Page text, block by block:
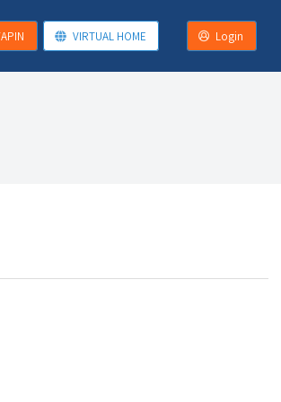
VIRTUAL HOME Login